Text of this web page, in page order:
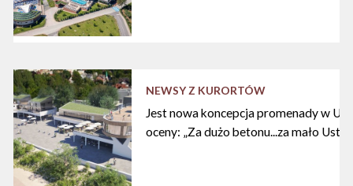
NEWSY Z KURORTÓW
Jest nowa koncepcja promenady w
oceny: „Za dużo betonu...za mało